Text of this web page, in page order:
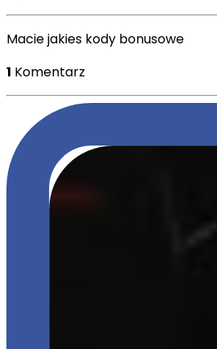
Macie jakies kody bonusowe
1 Komentarz